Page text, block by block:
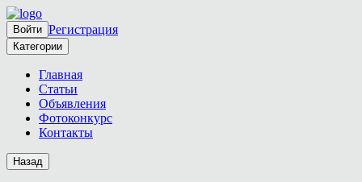
Войти Регистрация
Категории
Главная
Статьи
Объявления
Фотоконкурс
Контакты
Назад